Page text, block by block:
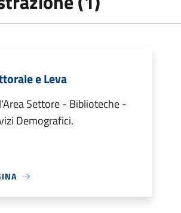
e Leva
Settore - Biblioteche -
Demografici.